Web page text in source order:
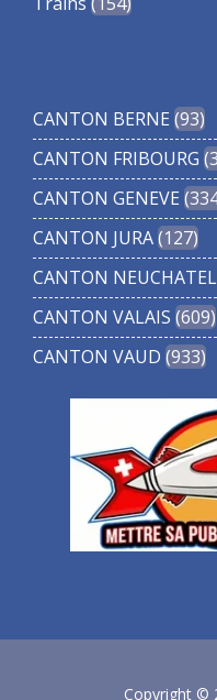
CANTON BERNE 93
CANTON FRIBOURG
CANTON GENEVE
CANTON JURA 127
CANTON NEUCHATEL
CANTON VALAIS 609
CANTON VAUD 933
Copyright ©